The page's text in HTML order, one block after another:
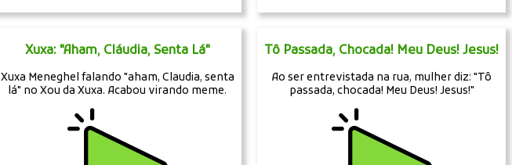
Xuxa: "Aham, Cláudia, Senta Lá"
Xuxa Meneghel falando "aham, Claudia, senta
lá" no Xou da Xuxa. Acabou virando meme.
Tô Passada, Chocada! Meu Deus! Jesus!
Ao ser entrevistada na rua, mulher diz: "Tô
passada, chocada! Meu Deus! Jesus!"